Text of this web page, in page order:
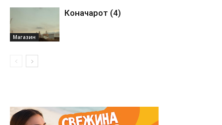
Магазин
Коначарот (4)